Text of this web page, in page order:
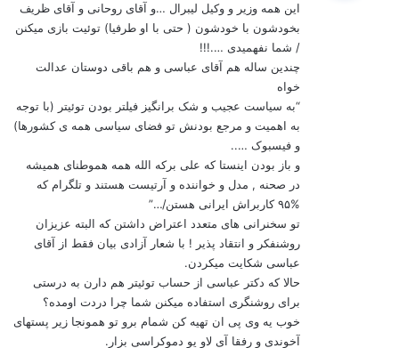
:
این همه وزیر و وکیل لیبرال …و آقای روحانی و آقای ظریف
بخودشون با خودشون ( حتی با او طرفیا) توئیت بازی میکنن
/ شما نفهمیدی ….!!!
چندین ساله هم آقای عباسی و هم باقی دوستان عدالت
خواه
“به سیاست عجیب و شک برانگیز فیلتر بودن توئیتر (با توجه
به اهمیت و مرجع بودنش تو فضای سیاسی همه ی کشورها)
و فیسبوک …..
و باز بودن اینستا که علی برکه الله همه هموطنای همیشه
در صحنه , مدل و خواننده و آرتیست هستند و تلگرام که
%۹۵ کاربراش ایرانی هستن/…”
تو سخنرانی های متعدد اعتراض داشتن که البته عزیزان
روشنفکر و انتقاد پذیر ! با شعار آزادی بیان فقط از آقای
عباسی شکایت میکردن.
حالا که دکتر عباسی از حساب توئیتر هم دارن به درستی
برای روشنگری استفاده میکنن شما چرا دردت اومده؟
خوب یه وی پی ان تهیه کن شمام برو تو همونجا زیر پستهای
آخوندی و رفقا آی لاو یو دموکراسی بزار.